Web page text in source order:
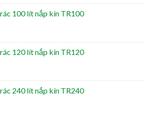
100 lít nắp kín TR100
120 lít nắp kín TR120
240 lít nắp kín TR240